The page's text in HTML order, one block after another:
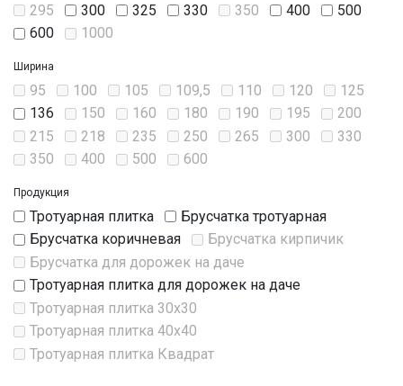
295
300 325 330 350 400
500
600
1000
Ширина
95 100 105 109,5 110 120
125
136
150 160 180 190 195
200
215
218 235 250 265 300
330
350
400 500 600
Продукция
Тротуарная плитка
Брусчатка тротуарная
Брусчатка коричневая
Брусчатка кирпичик
Брусчатка для дорожек на даче
Тротуарная плитка для дорожек на даче
Тротуарная плитка 30х30
Тротуарная плитка 40х40
Тротуарная плитка Квадрат